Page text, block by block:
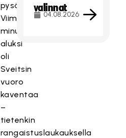
pysäyttämään.
Viimeisen
minuutin
aluksi
oli
Sveitsin
vuoro
kaventaa
–
tietenkin
rangaistuslaukauksella
valinnat
04.08.2026